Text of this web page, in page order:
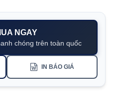
NGAY
chóng trên toàn quốc
IN BÁO GIÁ